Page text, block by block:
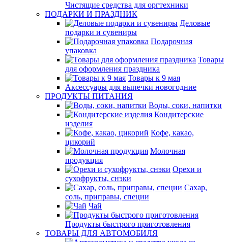
Чистящие средства для оргтехники
ПОДАРКИ И ПРАЗДНИК
Деловые
подарки и сувениры
Подарочная
упаковка
Товары
для оформления праздника
Товары к 9 мая
Аксессуары для выпечки новогодние
ПРОДУКТЫ ПИТАНИЯ
Воды, соки, напитки
Кондитерские
изделия
Кофе, какао,
цикорий
Молочная
продукция
Орехи и
сухофрукты, снэки
Сахар,
соль, приправы, специи
Чай
Продукты быстрого приготовления
ТОВАРЫ ДЛЯ АВТОМОБИЛЯ